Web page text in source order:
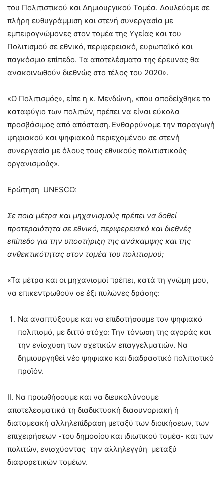
του Πολιτιστικού και Δημιουργικού Τομέα. Δουλεύομε σε
πλήρη ευθυγράμμιση και στενή συνεργασία με
εμπειρογνώμονες στον τομέα της Υγείας και του
Πολιτισμού σε εθνικό, περιφερειακό, ευρωπαϊκό και
παγκόσμιο επίπεδο. Τα αποτελέσματα της έρευνας θα
ανακοινωθούν διεθνώς στο τέλος του 2020».
«Ο Πολιτισμός», είπε η κ. Μενδώνη, «που αποδείχθηκε το
καταφύγιο των πολιτών, πρέπει να είναι εύκολα
προσβάσιμος από απόσταση. Ενθαρρύνομε την παραγωγή
ψηφιακού και ψηφιακού περιεχομένου σε στενή
συνεργασία με όλους τους εθνικούς πολιτιστικούς
οργανισμούς».
Ερώτηση UNESCO:
Σε ποια μέτρα και μηχανισμούς πρέπει να δοθεί
προτεραιότητα σε εθνικό, περιφερειακό και διεθνές
επίπεδο για την υποστήριξη της ανάκαμψης και της
ανθεκτικότητας στον τομέα του πολιτισμού;
«Τα μέτρα και οι μηχανισμοί πρέπει, κατά τη γνώμη μου,
να επικεντρωθούν σε έξι πυλώνες δράσης:
Να αναπτύξουμε και να επιδοτήσουμε τον ψηφιακό
πολιτισμό, με διττό στόχο: Την τόνωση της αγοράς και
την ενίσχυση των σχετικών επαγγελματιών. Να
δημιουργηθεί νέο ψηφιακό και διαδραστικό πολιτιστικό
προϊόν.
ΙΙ. Να προωθήσουμε και να διευκολύνουμε
αποτελεσματικά τη διαδικτυακή διασυνοριακή ή
διατομεακή αλληλεπίδραση μεταξύ των διοικήσεων, των
επιχειρήσεων -του δημοσίου και ιδιωτικού τομέα- και των
πολιτών, ενισχύοντας την αλληλεγγύη μεταξύ
διαφορετικών τομέων.